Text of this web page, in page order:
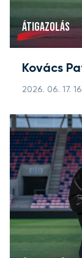
ÁTIGAZOLÁS
Kovács
2026. 06. 17.